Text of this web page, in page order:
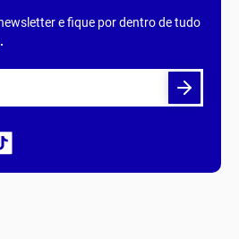
e fique por dentro de tudo
.